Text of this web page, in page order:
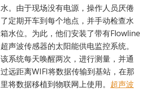
水。由于现场没有电源，操作人员厌倦
了定期开车到每个地点，并手动检查水
箱水位。为此，他们安装了带有Flowline
超声波传感器的太阳能供电监控系统。
该系统每天唤醒两次，进行测量，并通
过远距离WIFI将数据传输到基站，在那
里将数据移植到物联网上使用。 超声波